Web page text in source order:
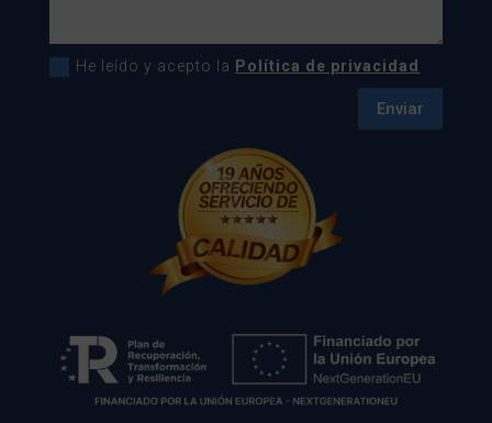
He leído y acepto la Política de privacidad
Enviar